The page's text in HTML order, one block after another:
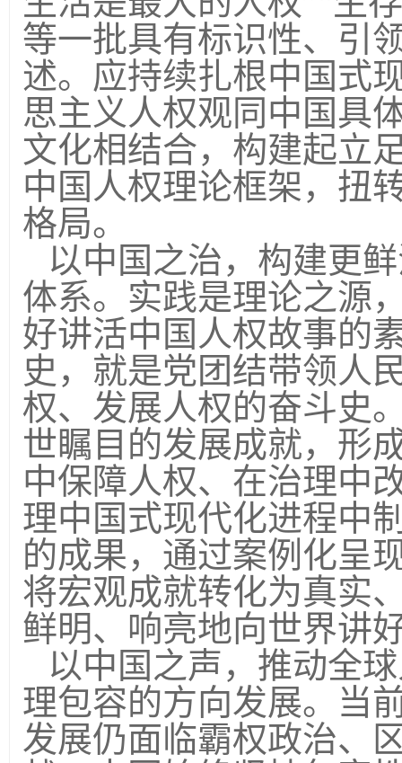
等一批具有标识性、引
述。应持续扎根中国式
思主义人权观同中国具
文化相结合，构建起立
中国人权理论框架，扭
格局。
以中国之治，构建更
体系。实践是理论之源
好讲活中国人权故事的
史，就是党团结带领人
权、发展人权的奋斗史
世瞩目的发展成就，形
中保障人权、在治理中
理中国式现代化进程中
的成果，通过案例化呈
将宏观成就转化为真实
鲜明、响亮地向世界讲
以中国之声，推动全
理包容的方向发展。当
发展仍面临霸权政治、